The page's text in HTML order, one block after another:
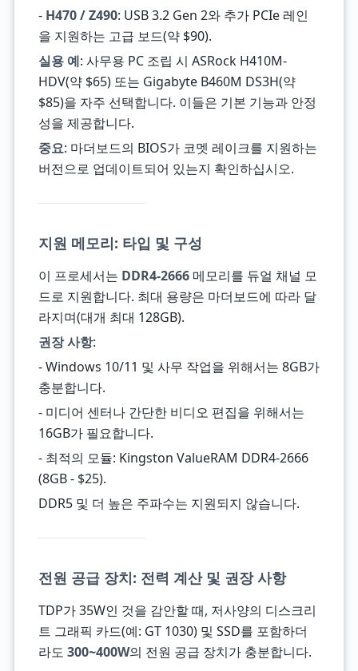
- H470 / Z490: USB 3.2 Gen 2와 추가 PCIe 레인
을 지원하는 고급 보드(약 $90).
실용 예: 사무용 PC 조립 시 ASRock H410M-
HDV(약 $65) 또는 Gigabyte B460M DS3H(약
$85)을 자주 선택합니다. 이들은 기본 기능과 안정
성을 제공합니다.
중요: 마더보드의 BIOS가 코멧 레이크를 지원하는
버전으로 업데이트되어 있는지 확인하십시오.
지원 메모리: 타입 및 구성
이 프로세서는 DDR4-2666메모리를 듀얼 채널 모
드로 지원합니다. 최대 용량은 마더보드에 따라 달
라지며(대개 최대 128GB).
권장 사항:
- Windows 10/11 및 사무 작업을 위해서는 8GB가
충분합니다.
- 미디어 센터나 간단한 비디오 편집을 위해서는
16GB가 필요합니다.
- 최적의 모듈: Kingston ValueRAM DDR4-2666
(8GB - $25).
DDR5 및 더 높은 주파수는 지원되지 않습니다.
전원 공급 장치: 전력 계산 및 권장 사항
TDP가 35W인 것을 감안할 때, 저사양의 디스크리
트 그래픽 카드(예: GT 1030) 및 SSD를 포함하더
라도 300~400W의 전원 공급 장치가 충분합니다.